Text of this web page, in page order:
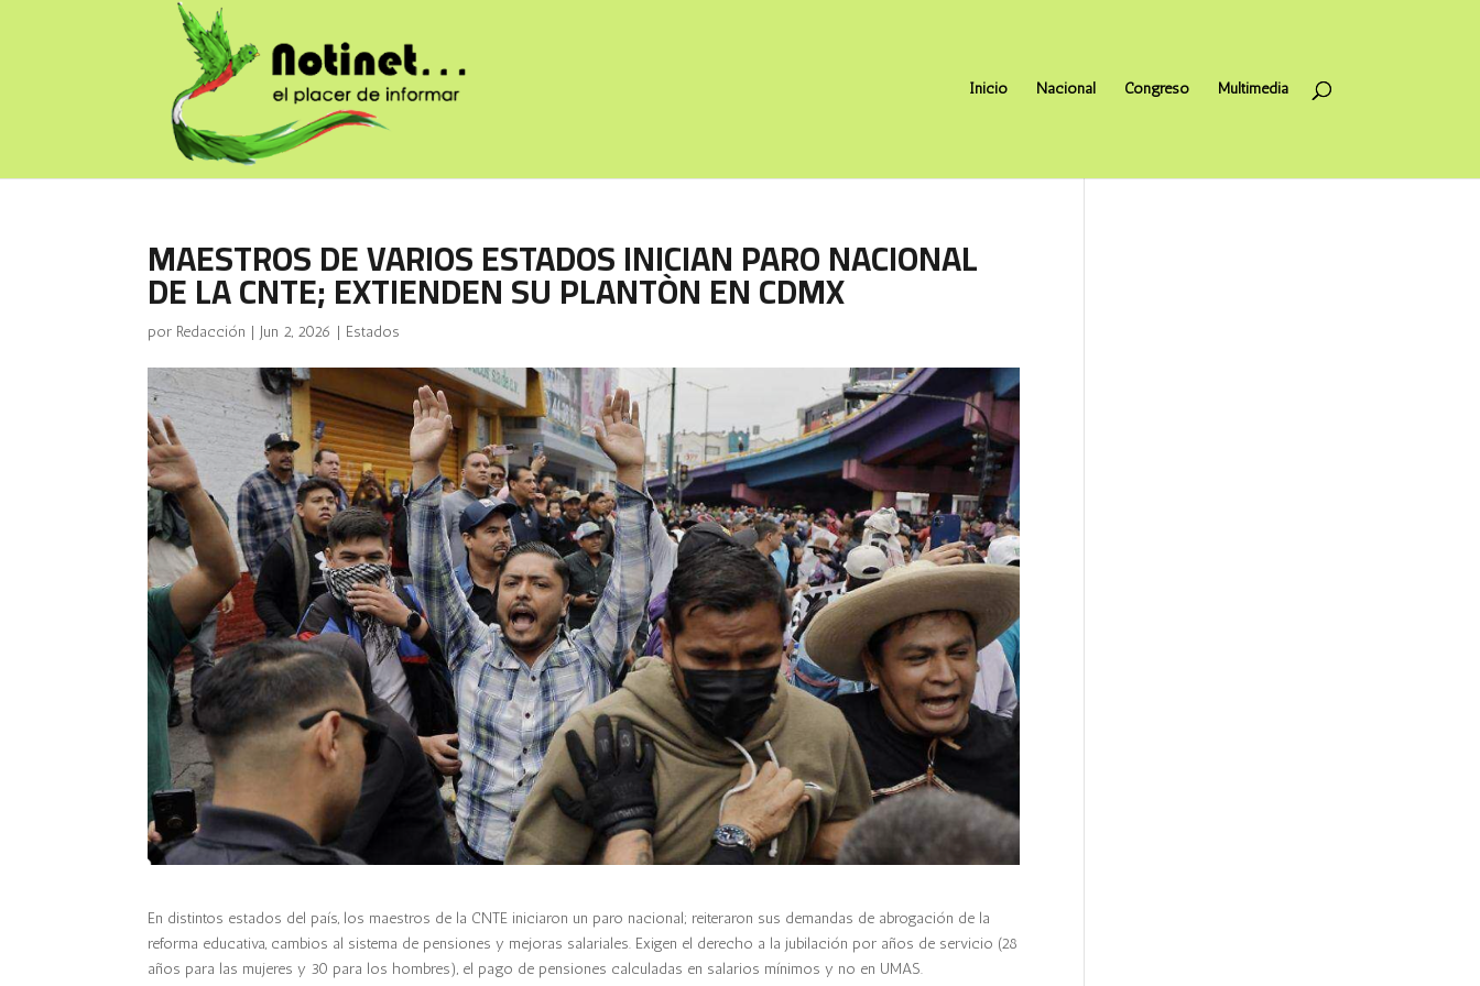
Inicio Nacional Congreso Multimedia
MAESTROS DE VARIOS ESTADOS INICIAN PARO NACIONAL
DE LA CNTE; EXTIENDEN SU PLANTÒN EN CDMX
por Redacción | Jun 2, 2026 | Estados
En distintos estados del país, los maestros de la CNTE iniciaron un paro nacional; reiteraron sus demandas de abrogación de la
reforma educativa, cambios al sistema de pensiones y mejoras salariales. Exigen el derecho a la jubilación por años de servicio (28
años para las mujeres y 30 para los hombres), el pago de pensiones calculadas en salarios mínimos y no en UMAS.